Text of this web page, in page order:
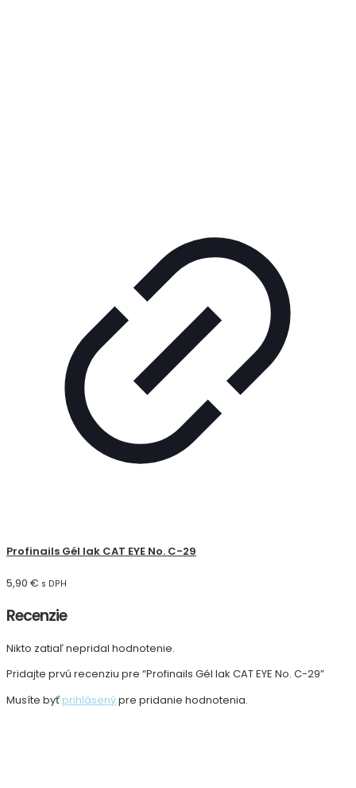
Profinails Gél lak CAT EYE No. C-29
5,90 € s DPH
Recenzie
Nikto zatiaľ nepridal hodnotenie.
Pridajte prvú recenziu pre “Profinails Gél lak CAT EYE No. C-29”
Musíte byť prihlásenýpre pridanie hodnotenia.